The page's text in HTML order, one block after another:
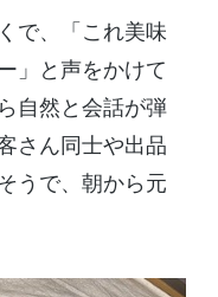
で、「これ美味
」と声をかけて
自然と会話が弾
さん同士や出品
うで、朝から元